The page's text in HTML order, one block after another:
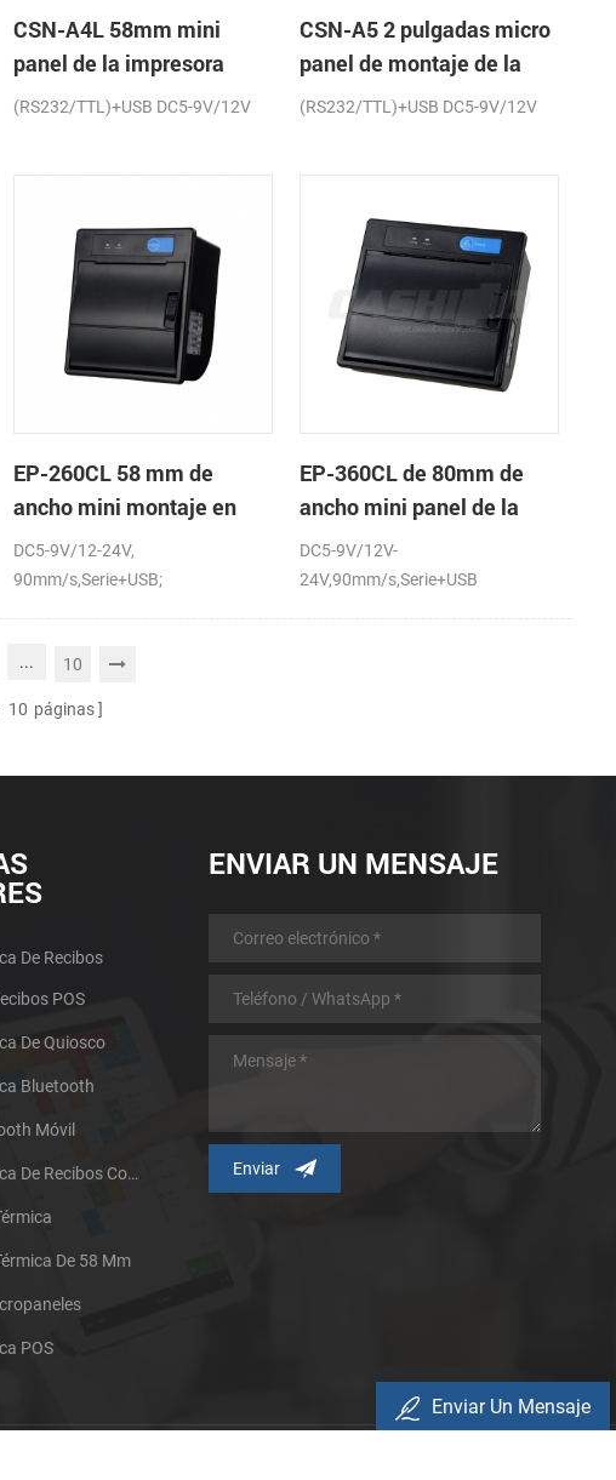
CSN-A4L 58mm mini
panel de la impresora
térmica de recibos
(RS232/TTL)+USB DC5-9V/12V
CSN-A5 2 pulgadas micro
panel de montaje de la
impresora térmica de
(RS232/TTL)+USB DC5-9V/12V
EP-260CL 58 mm de
ancho mini montaje en
panel de la impresora
térmica con auto-cortador
DC5-9V/12-24V,
90mm/s,Serie+USB;
EP-360CL de 80mm de
ancho mini panel de la
impresora térmica con
auto-cortador
DC5-9V/12V-
24V,90mm/s,Serie+USB
... 10
10 páginas
De Recibos
POS
De Quiosco
Bluetooth
Móvil
Impresora Térmica De Recibos Con Micropanel.
De 58 Mm
POS
ENVIAR UN MENSAJE
Enviar Un Mensaje